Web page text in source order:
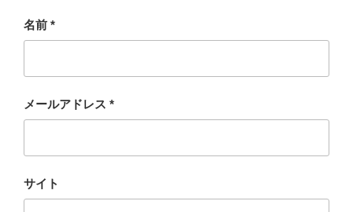
名前 *
メールアドレス *
サイト